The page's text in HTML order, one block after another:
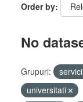
Order by
No
Grupuri:
universitati